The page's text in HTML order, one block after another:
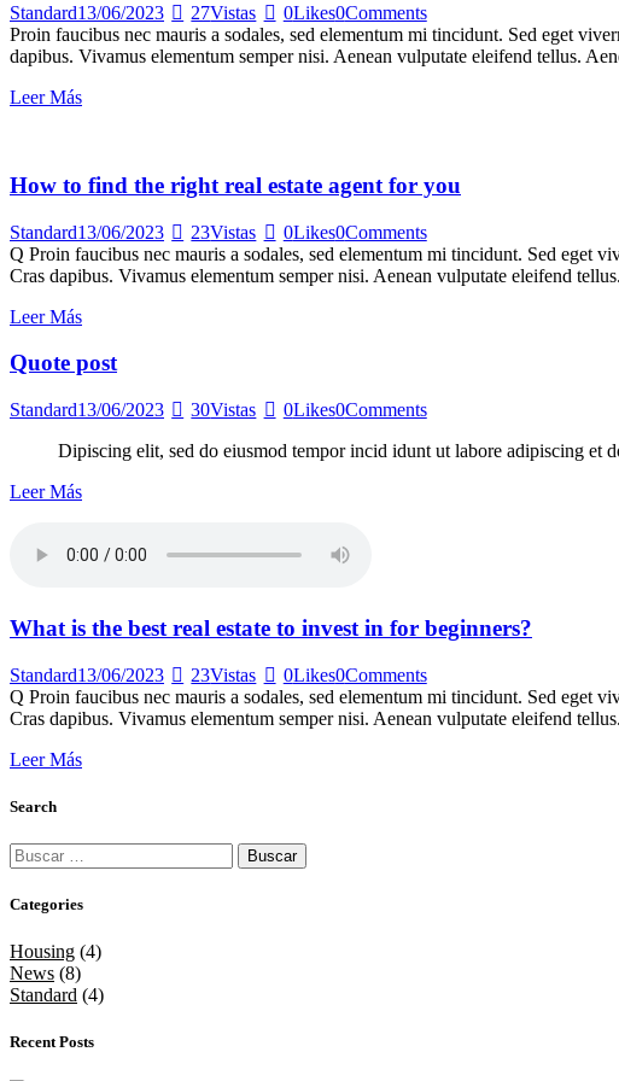
Standard13/06/2023 27Vistas 0Likes0Comments
Proin faucibus nec mauris a sodales, sed elementum mi tincidunt. Sed eget
dapibus. Vivamus elementum semper nisi. Aenean vulputate eleifend tellus.
Leer Más
How to find the right real estate agent for you
Standard13/06/2023 23Vistas 0Likes0Comments
Q Proin faucibus nec mauris a sodales, sed elementum mi tincidunt. Sed eget
Cras dapibus. Vivamus elementum semper nisi. Aenean vulputate eleifend
Leer Más
Quote post
Standard13/06/2023 30Vistas 0Likes0Comments
Dipiscing elit, sed do eiusmod tempor incid idunt ut labore adipiscing et
Leer Más
What is the best real estate to invest in for beginners?
Standard13/06/2023 23Vistas 0Likes0Comments
Q Proin faucibus nec mauris a sodales, sed elementum mi tincidunt. Sed eget
Cras dapibus. Vivamus elementum semper nisi. Aenean vulputate eleifend
Leer Más
Search
Buscar:
Categories
Housing (4)
News (8)
Standard (4)
Recent Posts